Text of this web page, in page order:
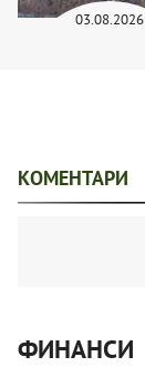
03.08.2026
КОМЕНТАРИ
ФИНАНСИ